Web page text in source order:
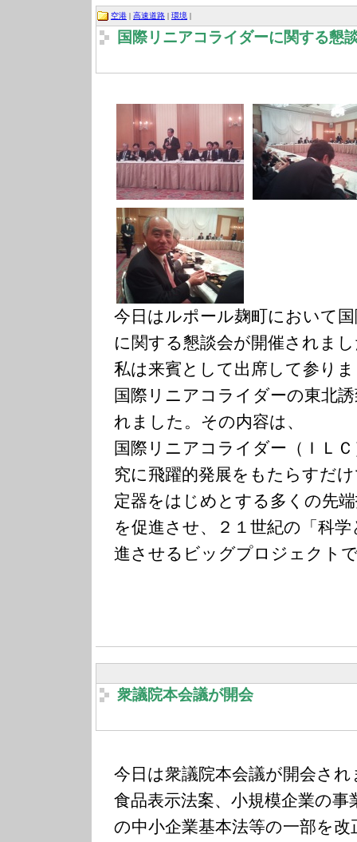
空港 | 高速道路 | 環境 |
国際リニアコライダーに関する懇
今日はルポール麹町において
に関する懇談会が開催されま
私は来賓として出席して参り
国際リニアコライダーの東北
れました。その内容は、
国際リニアコライダー（ＩＬ
究に飛躍的発展をもたらすだ
定器をはじめとする多くの先
を促進させ、２１世紀の「科
進させるビッグプロジェクト
衆議院本会議が開会
今日は衆議院本会議が開会さ
食品表示法案、小規模企業の
の中小企業基本法等の一部を